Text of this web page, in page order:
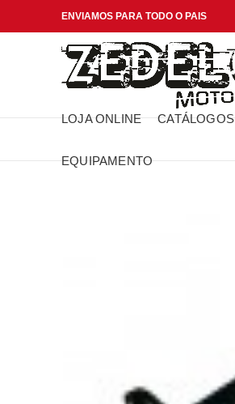
ENVIAMOS PARA TODO O PAIS
LOJA ONLINE CATÁLOGOS
EQUIPAMENTO